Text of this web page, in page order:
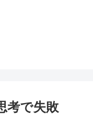
考で失敗